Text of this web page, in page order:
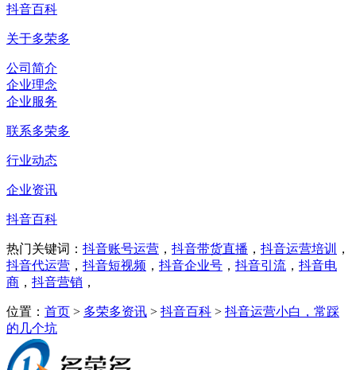
抖音百科
关于多荣多
公司简介
企业理念
企业服务
联系多荣多
行业动态
企业资讯
抖音百科
热门关键词： 抖音账号运营 ， 抖音带货直播 ， 抖音运营培训
，
抖音代运营 ， 抖音短视频 ， 抖音企业号 ， 抖音引流 ， 抖音电
商 ， 抖音营销 ，
位置： 首页 > 多荣多资讯 > 抖音百科 > 抖音运营小白，常踩
的几个坑